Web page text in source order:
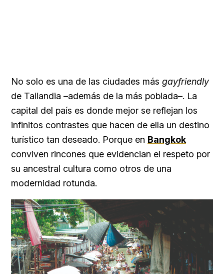
No solo es una de las ciudades más gayfriendly
de Tailandia –además de la más poblada–. La
capital del país es donde mejor se reflejan los
infinitos contrastes que hacen de ella un destino
turístico tan deseado. Porque en Bangkok
conviven rincones que evidencian el respeto por
su ancestral cultura como otros de una
modernidad rotunda.